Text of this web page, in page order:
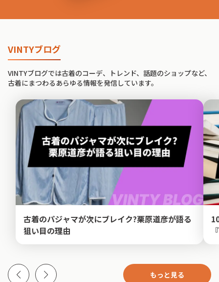
VINTYブログ
VINTYブログでは古着のコーデ、トレンド、話題のショップなど、
古着にまつわるあらゆる情報を発信しています。
古着のパジャマが次にブレイク?栗原道彦が語る
狙い目の理由
もっと見る